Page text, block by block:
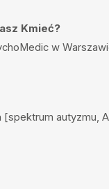
i życzliwie
wysłucha
Kmieć?
w
[spektrum autyzmu,